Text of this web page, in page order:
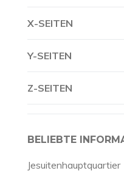
X-SEITEN
Y-SEITEN
Z-SEITEN
BELIEBTE
Jesuitenhauptquartier